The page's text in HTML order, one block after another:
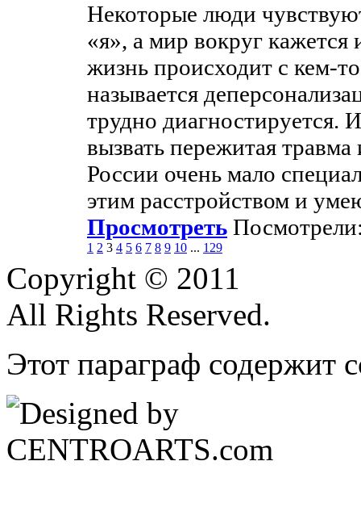
Некоторые люди
«я», а мир вокруг
жизнь происходит с кем-
называется
трудно диагностируется.
вызвать пережитая
России очень мало
этим расстройством и
Просмотреть
1 2 3 4 5 6 7 8 9 10 ... 129
Copyright © 2011
All Rights Reserved.
Этот параграф содержит